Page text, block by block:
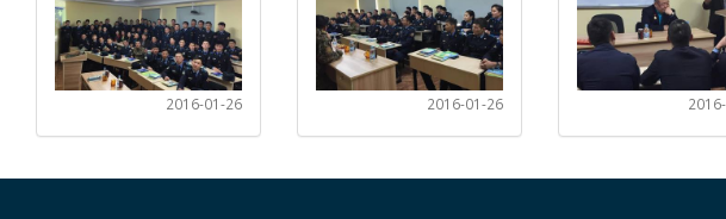
2016-01-26 2016-01-26